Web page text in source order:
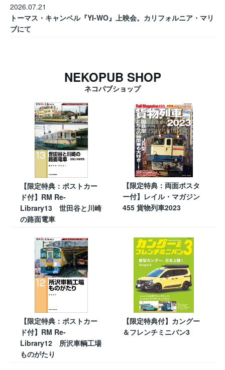
2026.07.21
トーマス・キャンベル『YI-WO』上映会。カリフォルニア・マリ
ブにて
NEKOPUB SHOP
ネコパブショップ
【限定特典：ポストカー
ド付】RM Re-
Library13 世田谷と川崎
の路面電車
【限定特典：両面ポスタ
ー付】レイル・マガジン
455 貨物列車2023
【限定特典：ポストカー
ド付】RM Re-
Library12 所沢車輌工場
ものがたり
【限定特典付】カングー
＆フレンチミニバン3